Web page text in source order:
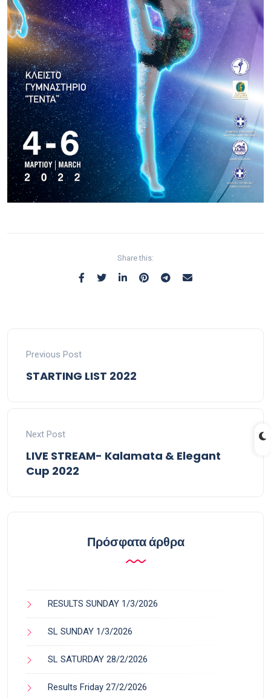
Share this:
Previous Post
STARTING LIST 2022
Next Post
LIVE STREAM- Kalamata & Elegant
Cup 2022
Πρόσφατα άρθρα
RESULTS SUNDAY 1/3/2026
SL SUNDAY 1/3/2026
SL SATURDAY 28/2/2026
Results Friday 27/2/2026